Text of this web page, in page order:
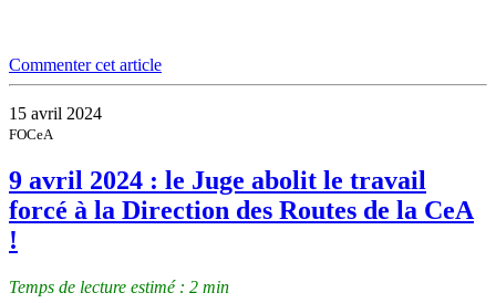
Commenter cet article
15 avril 2024
FOCeA
9 avril 2024 : le Juge abolit le travail
forcé à la Direction des Routes de la CeA
!
Temps de lecture estimé : 2 min